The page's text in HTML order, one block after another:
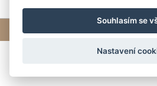
Souhlasím se
Nastavení